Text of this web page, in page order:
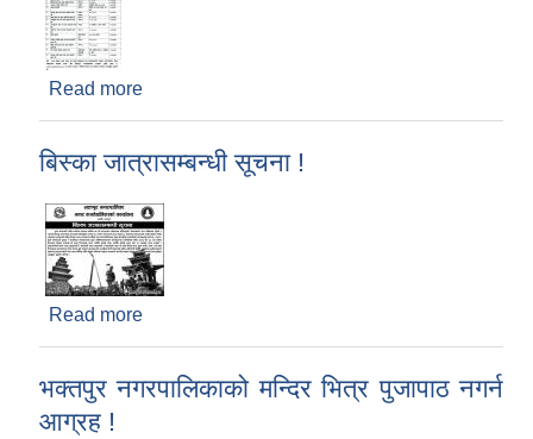
Read more
बिस्का जात्रासम्बन्धी सूचना !
Read more
भक्तपुर नगरपालिकाको मन्दिर भित्र पुजापाठ नगर्न
आग्रह !